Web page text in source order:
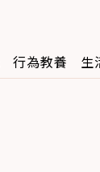
行為教養 生